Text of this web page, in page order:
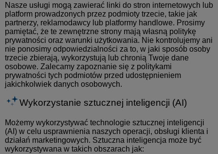
Nasze usługi mogą zawierać linki do stron internetowych lub
platform prowadzonych przez podmioty trzecie, takie jak
partnerzy, reklamodawcy lub platformy handlowe. Prosimy
pamiętać, że te zewnętrzne strony mają własną politykę
prywatności oraz warunki użytkowania. Nie kontrolujemy ani
nie ponosimy odpowiedzialności za to, w jaki sposób osoby
trzecie zbierają, wykorzystują lub chronią Twoje dane
osobowe. Zalecamy zapoznanie się z politykami
prywatności tych podmiotów przed udostępnieniem
jakichkolwiek danych osobowych.
Wykorzystanie sztucznej inteligencji (AI)
Możemy wykorzystywać technologie sztucznej inteligencji
(AI) w celu usprawnienia naszych operacji, obsługi klienta i
działań marketingowych. Sztuczna inteligencja może być
wykorzystywana w takich obszarach jak: